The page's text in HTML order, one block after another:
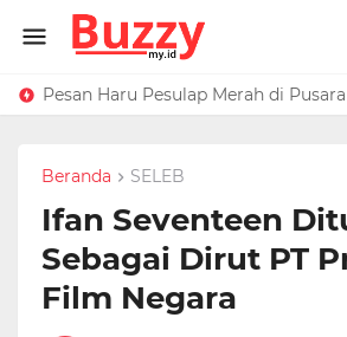
Beranda SELEB
Ifan Seventeen
Sebagai Dirut PT
Film Negara